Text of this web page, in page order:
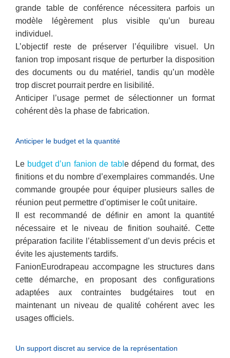
grande table de conférence nécessitera parfois un
modèle légèrement plus visible qu’un bureau
individuel.
L’objectif reste de préserver l’équilibre visuel. Un
fanion trop imposant risque de perturber la disposition
des documents ou du matériel, tandis qu’un modèle
trop discret pourrait perdre en lisibilité.
Anticiper l’usage permet de sélectionner un format
cohérent dès la phase de fabrication.
Anticiper le budget et la quantité
Le budget d’un fanion de table dépend du format, des
finitions et du nombre d’exemplaires commandés. Une
commande groupée pour équiper plusieurs salles de
réunion peut permettre d’optimiser le coût unitaire.
Il est recommandé de définir en amont la quantité
nécessaire et le niveau de finition souhaité. Cette
préparation facilite l’établissement d’un devis précis et
évite les ajustements tardifs.
FanionEurodrapeau accompagne les structures dans
cette démarche, en proposant des configurations
adaptées aux contraintes budgétaires tout en
maintenant un niveau de qualité cohérent avec les
usages officiels.
Un support discret au service de la représentation